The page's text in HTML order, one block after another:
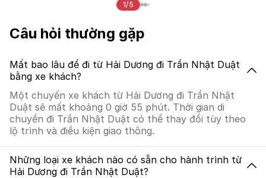
1/5
Câu hỏi thường gặp
Mất bao lâu để đi từ Hải Dương đi Trần Nhật Duật
bằng xe khách?
Một chuyến xe khách từ Hải Dương đi Trần Nhật
Duật sẽ mất khoảng 0 giờ 55 phút. Thời gian di
chuyển đi Trần Nhật Duật có thể thay đổi tùy theo
lộ trình và điều kiện giao thông.
Những loại xe khách nào có sẵn cho hành trình từ
Hải Dương đi Trần Nhật Duật?